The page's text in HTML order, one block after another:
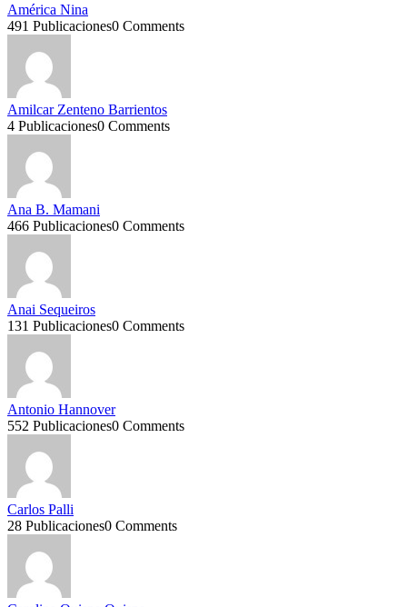
América Nina
491 Publicaciones0 Comments
Amilcar Zenteno Barrientos
4 Publicaciones0 Comments
Ana B. Mamani
466 Publicaciones0 Comments
Anai Sequeiros
131 Publicaciones0 Comments
Antonio Hannover
552 Publicaciones0 Comments
Carlos Palli
28 Publicaciones0 Comments